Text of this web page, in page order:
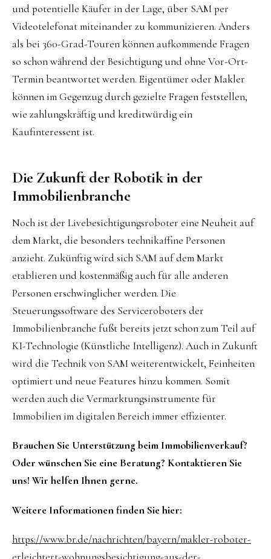
und potentielle Käufer in der Lage, über SAM per
Videotelefonat miteinander zu kommunizieren. Anders
als bei 360-Grad-Touren können aufkommende Fragen
so schon während der Besichtigung und ohne Vor-Ort-
Termin beantwortet werden. Eigentümer oder Makler
können im Gegenzug durch gezielte Fragen feststellen,
wie zahlungskräftig und kreditwürdig ein
Kaufinteressent ist.
Die Zukunft der Robotik in der
Immobilienbranche
Noch ist der Livebesichtigungsroboter eine Neuheit auf
dem Markt, die besonders technikaffine Personen
anzieht. Zukünftig wird sich SAM auf dem Markt
etablieren und kostenmäßig auch für alle anderen
Personen erschwinglicher werden. Die
Steuerungssoftware des Serviceroboters der
Immobilienbranche fußt bereits jetzt schon zum Teil auf
KI-Technologie (Künstliche Intelligenz). Auch in Zukunft
wird die Technik von SAM weiterentwickelt, Feinheiten
optimiert und neue Features hinzu kommen. Somit
werden auch die Vermarktungsinstrumente für
Immobilien im digitalen Bereich immer effizienter.
Brauchen Sie Unterstützung beim Immobilienverkauf?
Oder wünschen Sie eine Beratung? Kontaktieren Sie
uns! Wir helfen Ihnen gerne.
Weitere Informationen finden Sie hier:
https://www.br.de/nachrichten/bayern/makler-roboter-